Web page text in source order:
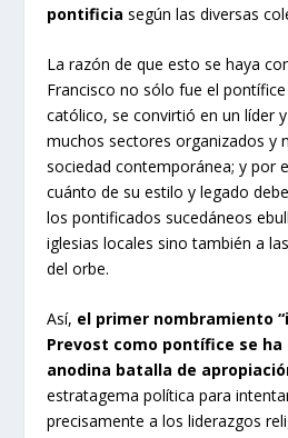
pontificiasegún las diversas
La razón de que esto se haya
Francisco no sólo fue el
católico, se convirtió en un líder
muchos sectores organizados y
sociedad contemporánea; y por
cuánto de su estilo y legado
los pontificados sucedáneos
iglesias locales sino también a
del orbe.
Así, el primer nombramiento
Prevost como pontífice se ha
anodina batalla de
estratagema política para
precisamente a los liderazgos